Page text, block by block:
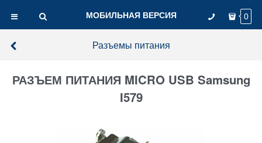
МОБИЛЬНАЯ ВЕРСИЯ 0
Разъемы питания
РАЗЪЕМ ПИТАНИЯ MICRO USB Samsung
I579